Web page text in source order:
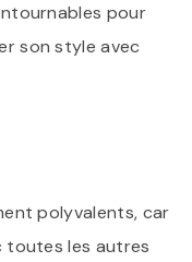
pour
son style avec
polyvalents, car
toutes les autres